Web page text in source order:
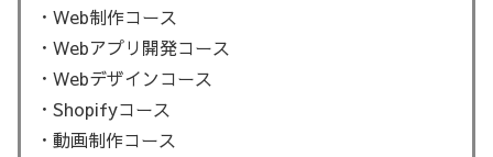
・Web制作コース
・Webアプリ開発コース
・Webデザインコース
・Shopifyコース
・動画制作コース